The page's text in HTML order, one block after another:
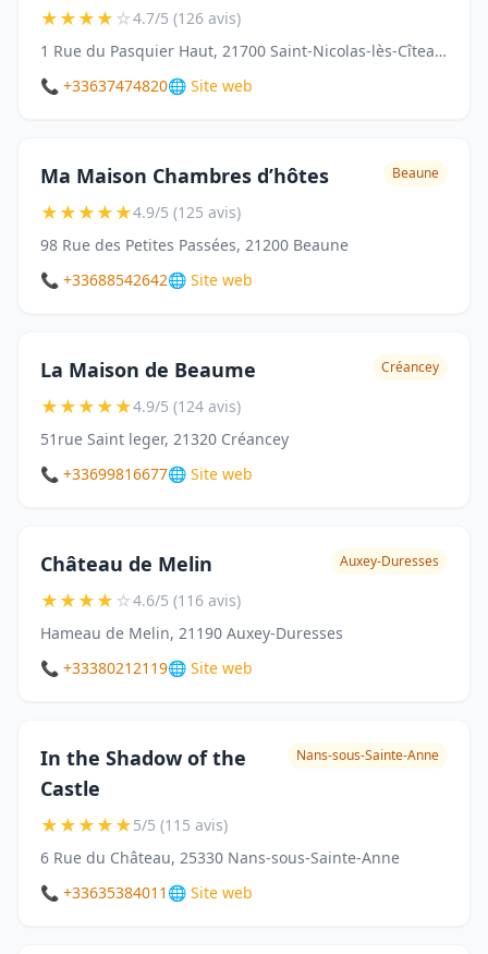
★★★★☆4.7/5 (126 avis)
1 Rue du Pasquier Haut, 21700 Saint-Nicolas-lès-Cîteaux
📞 +33637474820🌐 Site web
Ma Maison Chambres d’hôtes Beaune
★★★★★4.9/5 (125 avis)
98 Rue des Petites Passées, 21200 Beaune
📞 +33688542642🌐 Site web
La Maison de Beaume Créancey
★★★★★4.9/5 (124 avis)
51rue Saint leger, 21320 Créancey
📞 +33699816677🌐 Site web
Château de Melin Auxey-Duresses
★★★★☆4.6/5 (116 avis)
Hameau de Melin, 21190 Auxey-Duresses
📞 +33380212119🌐 Site web
In the Shadow of the
Castle
Nans-sous-Sainte-Anne
★★★★★5/5 (115 avis)
6 Rue du Château, 25330 Nans-sous-Sainte-Anne
📞 +33635384011 🌐 Site web